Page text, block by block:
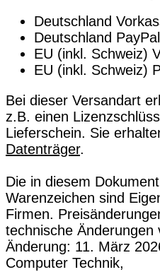
Deutschland
Deutschland
EU (inkl. Schweiz)
EU (inkl. Schweiz)
Bei dieser Versandart
z.B. einen
Lieferschein. Sie
Datenträger.
Die in diesem
Warenzeichen sind
Firmen.
technische Änderungen
Änderung: 11. März
Computer Technik,